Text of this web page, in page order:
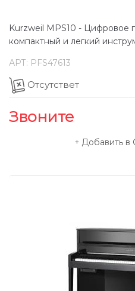
Kurzweil MPS10 - Цифровое
компактный и легкий
АРТ: PFS47613
Отсутствет
Звоните
Добавить в